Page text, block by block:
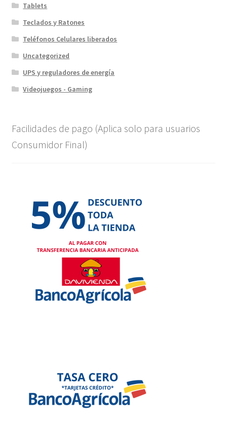
Tablets
Teclados y Ratones
Teléfonos Celulares liberados
Uncategorized
UPS y reguladores de energía
Videojuegos - Gaming
Facilidades de pago (Aplica solo para usuarios
Consumidor Final)